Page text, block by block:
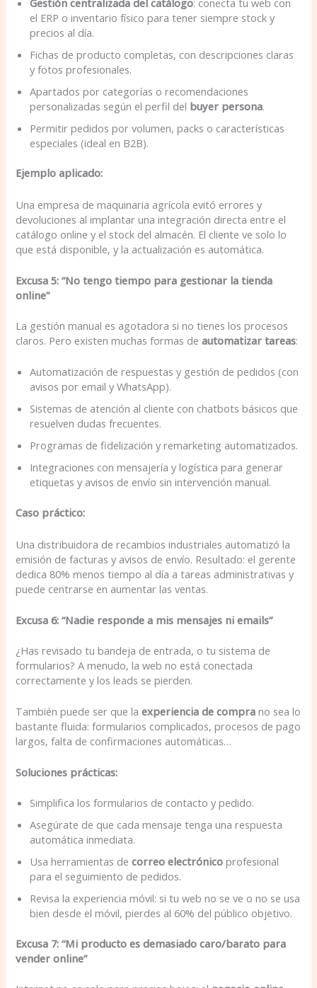
el ERP o inventario físico para tener siempre stock y
precios al día.
Fichas de producto completas, con descripciones claras
y fotos profesionales.
Apartados por categorías o recomendaciones
personalizadas según el perfil del buyer persona.
Permitir pedidos por volumen, packs o características
especiales (ideal en B2B).
Ejemplo aplicado:
Una empresa de maquinaria agrícola evitó errores y
devoluciones al implantar una integración directa entre el
catálogo online y el stock del almacén. El cliente ve solo lo
que está disponible, y la actualización es automática.
Excusa 5: “No tengo tiempo para gestionar la tienda
online”
La gestión manual es agotadora si no tienes los procesos
claros. Pero existen muchas formas deautomatizar tareas:
Automatización de respuestas y gestión de pedidos (con
avisos por email y WhatsApp).
Sistemas de atención al cliente con chatbots básicos que
resuelven dudas frecuentes.
Programas de fidelización y remarketing automatizados.
Integraciones con mensajería y logística para generar
etiquetas y avisos de envío sin intervención manual.
Caso práctico:
Una distribuidora de recambios industriales automatizó la
emisión de facturas y avisos de envío. Resultado: el gerente
dedica 80% menos tiempo al día a tareas administrativas y
puede centrarse en aumentar las ventas.
Excusa 6: “Nadie responde a mis mensajes ni emails”
¿Has revisado tu bandeja de entrada, o tu sistema de
formularios? A menudo, la web no está conectada
correctamente y los leads se pierden.
También puede ser que laexperiencia de compra no sea lo
bastante fluida: formularios complicados, procesos de pago
largos, falta de confirmaciones automáticas…
Soluciones prácticas:
Simplifica los formularios de contacto y pedido.
Asegúrate de que cada mensaje tenga una respuesta
automática inmediata.
Usa herramientas decorreo electrónico profesional
para el seguimiento de pedidos.
Revisa la experiencia móvil: si tu web no se ve o no se usa
bien desde el móvil, pierdes al 60% del público objetivo.
Excusa 7: “Mi producto es demasiado caro/barato para
vender online”